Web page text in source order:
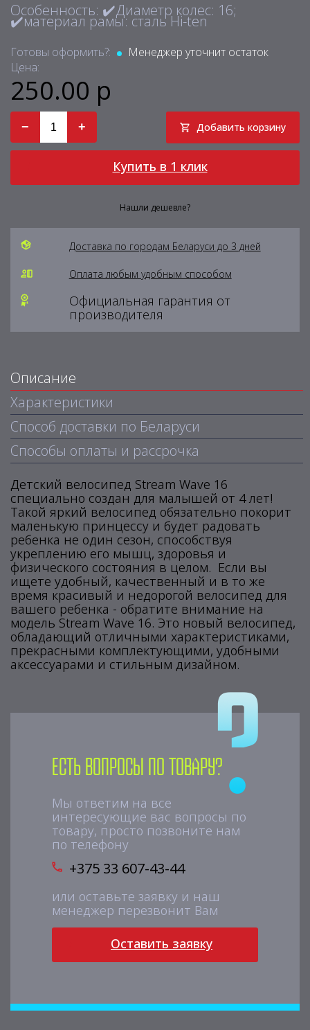
Особенность: ✔️Диаметр колес: 16;
✔️материал рамы: сталь Hi-ten
Готовы оформить?:
Менеджер уточнит остаток
Цена:
250.00 р
− + Добавить корзину
Купить в 1 клик
Нашли дешевле?
Доставка по городам Беларуси до 3 дней
Оплата любым удобным способом
Официальная гарантия от
производителя
Описание
Характеристики
Способ доставки по Беларуси
Способы оплаты и рассрочка
Детский велосипед Stream Wave 16
специально создан для малышей от 4 лет!
Такой яркий велосипед обязательно покорит
маленькую принцессу и будет радовать
ребенка не один сезон, способствуя
укреплению его мышц, здоровья и
физического состояния в целом. Если вы
ищете удобный, качественный и в то же
время красивый и недорогой велосипед для
вашего ребенка - обратите внимание на
модель Stream Wave 16. Это новый велосипед,
обладающий отличными характеристиками,
прекрасными комплектующими, удобными
аксессуарами и стильным дизайном.
Есть вопросы по товару?
Мы ответим на все
интересующие вас вопросы по
товару, просто позвоните нам
по телефону
+375 33 607-43-44
или оставьте заявку и наш
менеджер перезвонит Вам
Оставить заявку